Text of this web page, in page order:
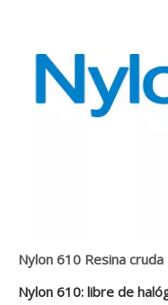
Nylon 610 Resina cruda
Nylon 610: libre de